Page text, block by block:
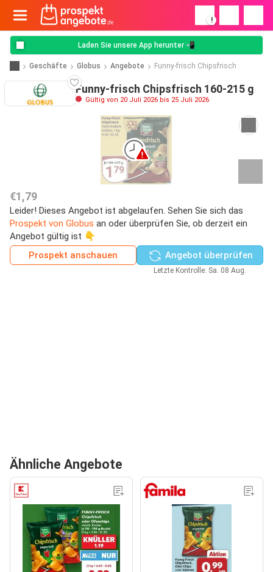
!
Laden Sie unsere App herunter 📲
Geschäfte Globus Angebote Funny-frisch Chipsfrisch
Funny-frisch Chipsfrisch 160-215 g
Gültig von 20 Juli 2026 bis 25 Juli 2026
€1,79
Leider! Dieses Angebot ist abgelaufen. Sehen Sie sich das
Prospekt von Globus an oder überprüfen Sie, ob derzeit ein
Angebot gültig ist 👇
Prospekt anschauen
Angebot überprüfen
Letzte Kontrolle: Sa. 08 Aug.
Ähnliche Angebote